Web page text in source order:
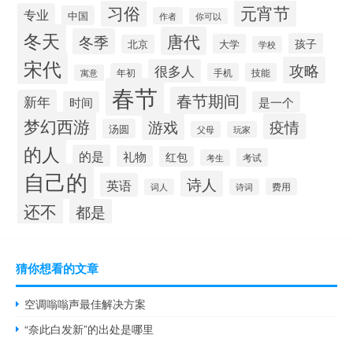
专业 中国 习俗 作者 你可以 元宵节
冬天 冬季 北京 唐代 大学 学校 孩子
宋代 寓意 年初 很多人 手机 技能 攻略
新年 时间 春节 春节期间 是一个
梦幻西游 汤圆 游戏 父母 玩家 疫情
的人 的是 礼物 红包 考生 考试
自己的 英语 词人 诗人 诗词 费用
还不 都是
猜你想看的文章
空调嗡嗡声最佳解决方案
“奈此白发新”的出处是哪里